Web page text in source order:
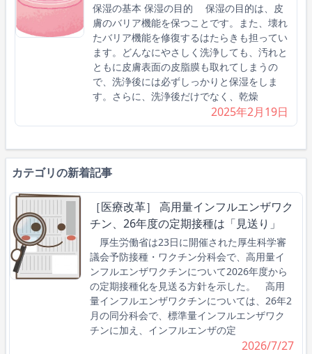
保湿の基本 保湿の目的 保湿の目的は、皮
膚のバリア機能を保つことです。また、壊れ
たバリア機能を修復するはたらきも担ってい
ます。どんなにやさしく洗浄しても、汚れと
ともに皮膚表面の皮脂膜も取れてしまうの
で、洗浄後には必ずしっかりと保湿をしま
す。さらに、洗浄後だけでなく、乾燥
2025年2月19日
カテゴリの新着記事
［医療改革］ 高用量インフルエンザワク
チン、26年度の定期接種は「見送り」
厚生労働省は23日に開催された厚生科学審
議会予防接種・ワクチン分科会で、高用量イ
ンフルエンザワクチンについて2026年度から
の定期接種化を見送る方針を示した。 高用
量インフルエンザワクチンについては、26年2
月の同分科会で、標準量インフルエンザワク
チンに加え、インフルエンザの定
2026/7/27